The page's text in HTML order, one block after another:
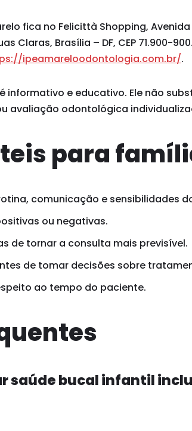
fica no Felicittà Shopping,
Claras, Brasília – DF, CEP 71.900-
ipeamareloodontologia.com.br/.
informativo e educativo. Ele não
avaliação odontológica
para
comunicação e sensibilidades
ou negativas.
de tornar a consulta mais previsível.
de tomar decisões sobre
ao tempo do paciente.
saúde bucal infantil